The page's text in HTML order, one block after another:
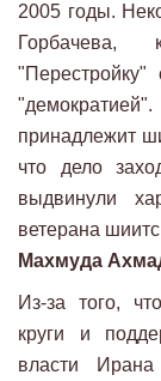
2005 годы.
Горбачева,
принадлежит
что дело
выдвинули
ветерана
Махмуда
Из-за того,
круги и
власти